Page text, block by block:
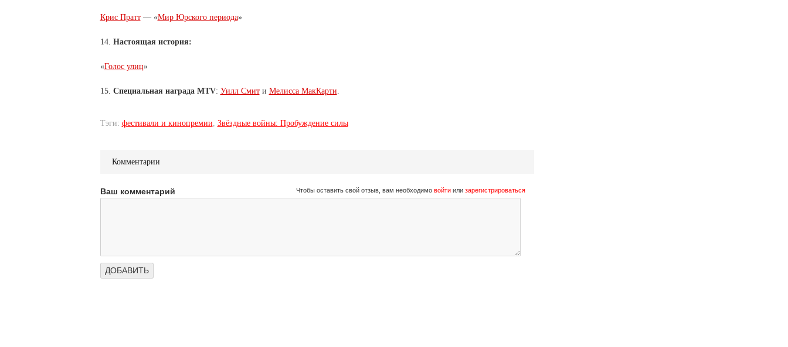
Крис Пратт— «Мир Юрского периода»
14. Настоящая история:
«Голос улиц»
15. Специальная награда MTV: Уилл Смити Мелисса МакКарти.
Тэги: фестивали и кинопремии, Звёздные войны: Пробуждение силы
Комментарии
Ваш комментарий Чтобы оставить свой отзыв, вам необходимо войтиили зарегистрироваться